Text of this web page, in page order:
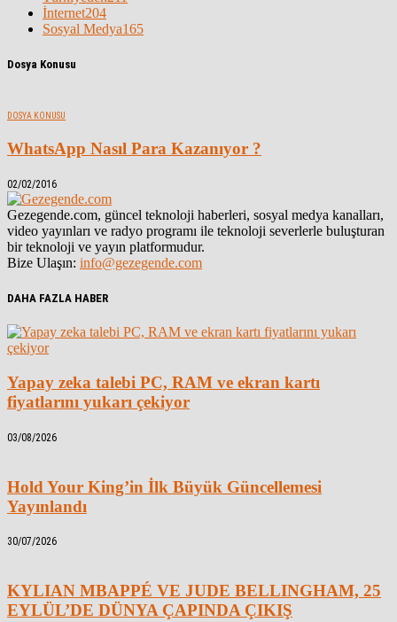
İnternet204
Sosyal Medya165
Dosya Konusu
DOSYA KONUSU
WhatsApp Nasıl Para Kazanıyor ?
02/02/2016
Gezegende.com, güncel teknoloji haberleri, sosyal medya kanalları,
video yayınları ve radyo programı ile teknoloji severlerle buluşturan
bir teknoloji ve yayın platformudur.
Bize Ulaşın: info@gezegende.com
DAHA FAZLA HABER
Yapay zeka talebi PC, RAM ve ekran kartı
fiyatlarını yukarı çekiyor
03/08/2026
Hold Your King’in İlk Büyük Güncellemesi
Yayınlandı
30/07/2026
KYLIAN MBAPPÉ VE JUDE BELLINGHAM, 25
EYLÜL’DE DÜNYA ÇAPINDA ÇIKIŞ